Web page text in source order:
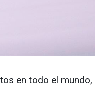
en todo el mundo,